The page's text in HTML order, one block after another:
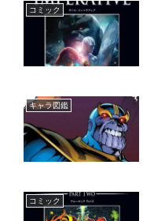
コミック
キャラ図鑑
コミック